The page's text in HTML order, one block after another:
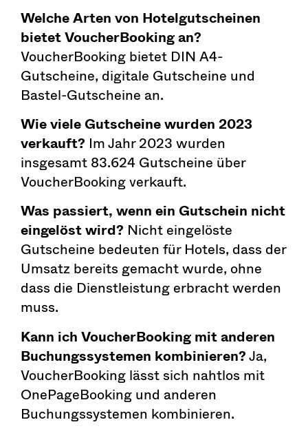
Welche Arten von Hotelgutscheinen
bietet VoucherBooking an?
VoucherBooking bietet DIN A4-
Gutscheine, digitale Gutscheine und
Bastel-Gutscheine an.
Wie viele Gutscheine wurden 2023
verkauft? Im Jahr 2023 wurden
insgesamt 83.624 Gutscheine über
VoucherBooking verkauft.
Was passiert, wenn ein Gutschein nicht
eingelöst wird? Nicht eingelöste
Gutscheine bedeuten für Hotels, dass der
Umsatz bereits gemacht wurde, ohne
dass die Dienstleistung erbracht werden
muss.
Kann ich VoucherBooking mit anderen
Buchungssystemen kombinieren?Ja,
VoucherBooking lässt sich nahtlos mit
OnePageBooking und anderen
Buchungssystemen kombinieren.